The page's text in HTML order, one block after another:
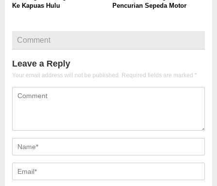
Ke Kapuas Hulu
Pencurian Sepeda Motor
Comment
Leave a Reply
Your email address will not be published. Required fields are marked *